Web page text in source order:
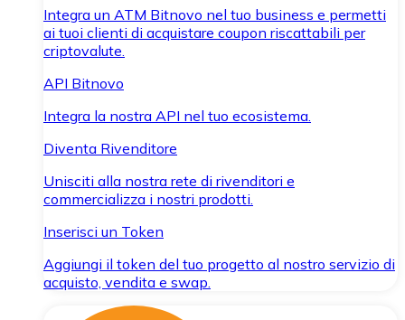
Integra un ATM Bitnovo nel tuo business e permetti
ai tuoi clienti di acquistare coupon riscattabili per
criptovalute.
API Bitnovo
Integra la nostra API nel tuo ecosistema.
Diventa Rivenditore
Unisciti alla nostra rete di rivenditori e
commercializza i nostri prodotti.
Inserisci un Token
Aggiungi il token del tuo progetto al nostro servizio di
acquisto, vendita e swap.